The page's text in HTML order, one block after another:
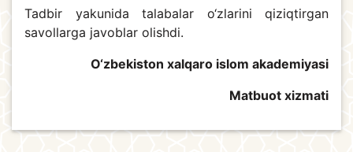
Tadbir yakunida talabalar o‘zlarini qiziqtirgan
savollarga javoblar olishdi.
O‘zbekiston xalqaro islom akademiyasi
Matbuot xizmati